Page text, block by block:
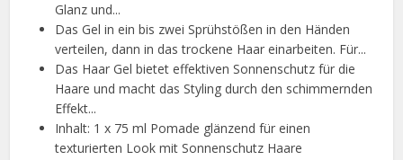
Glanz und...
Das Gel in ein bis zwei Sprühstößen in den Händen
verteilen, dann in das trockene Haar einarbeiten. Für...
Das Haar Gel bietet effektiven Sonnenschutz für die
Haare und macht das Styling durch den schimmernden
Effekt...
Inhalt: 1 x 75 ml Pomade glänzend für einen
texturierten Look mit Sonnenschutz Haare